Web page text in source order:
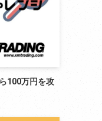
100万円を攻